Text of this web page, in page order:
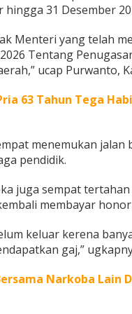
31 Desember
Menteri yang telah
Tentang
ucap Purwanto,
63 Tahun Tega
menemukan
pendidik.
juga sempat
membayar
keluar kerena
gaj,”
Narkoba Lain
Bikin